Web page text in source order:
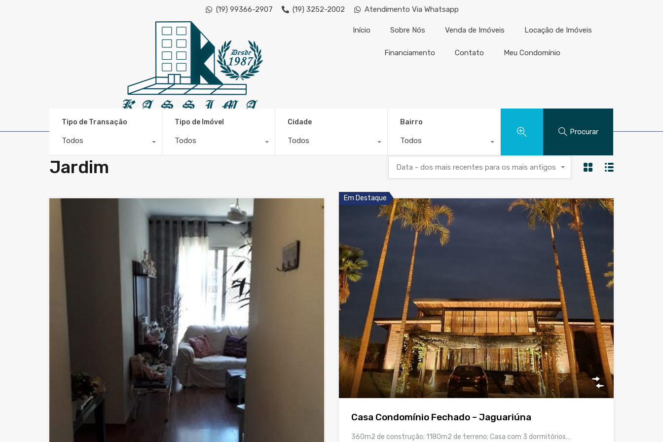
(19) 99366-2907 (19) 3252-2002 Atendimento Via Whatsapp
Início Sobre Nós Venda de Imóveis Locação de Imóveis
Financiamento Contato Meu Condomínio
CRECI 48.643 imoveis@kassima.com.br - Imóveis condominio@kassima.com.br - Condomínos
Tipo de Transação
Todos
Tipo de Imóvel
Todos
Cidade
Todos
Bairro
Todos
Procurar
Jardim Data - dos mais recentes para os mais antigos
Em Destaque
Casa Condomínio Fechado – Jaguariúna
360m2 de construção; 1180m2 de terreno; Casa com 3 dormitórios…